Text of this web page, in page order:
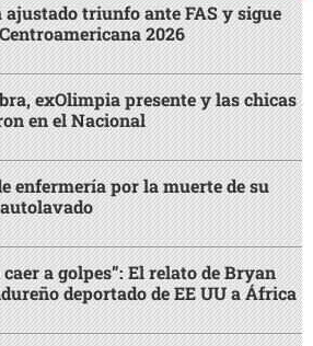
triunfo ante FAS y sigue
2026
exOlimpia presente y las chicas
en el Nacional
enfermería por la muerte de su
caer a golpes”: El relato de Bryan
deportado de EE UU a África